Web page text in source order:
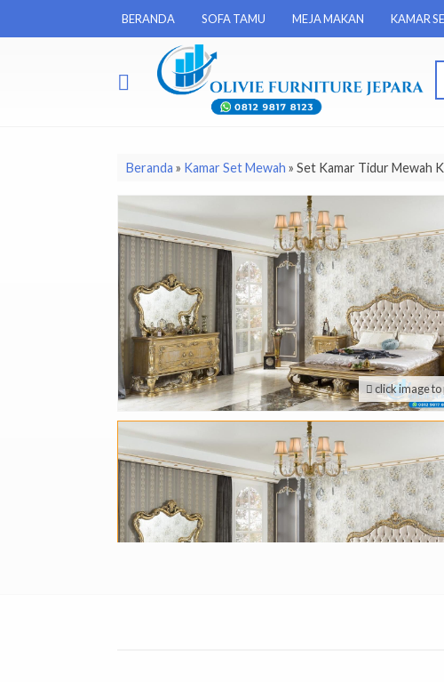
BERANDA SOFA TAMU MEJA MAKAN KAMAR
Beranda » Kamar Set Mewah » Set Kamar Tidur Mewah
click image